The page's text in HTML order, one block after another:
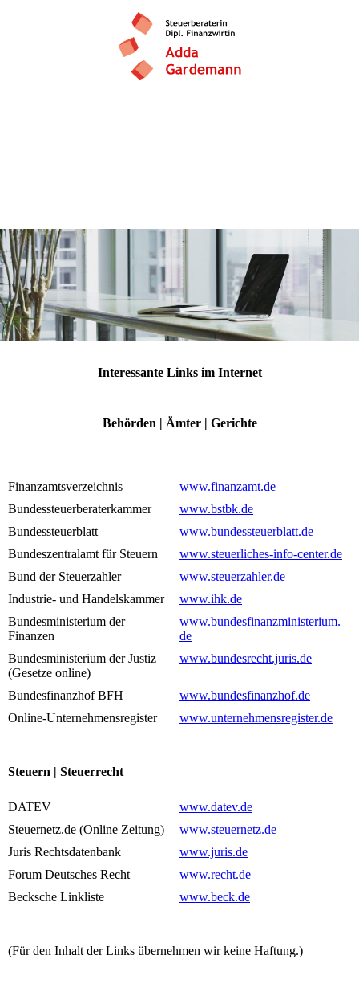
Interessante Links im Internet
Behörden | Ämter | Gerichte
Finanzamtsverzeichnis
www.finanzamt.de
Bundessteuerberaterkammer
www.bstbk.de
Bundessteuerblatt
www.bundessteuerblatt.de
Bundeszentralamt für Steuern
www.steuerliches-info-center.de
Bund der Steuerzahler
www.steuerzahler.de
Industrie- und Handelskammer
www.ihk.de
Bundesministerium der
Finanzen
www.bundesfinanzministerium.
de
Bundesministerium der Justiz
(Gesetze online)
www.bundesrecht.juris.de
Bundesfinanzhof BFH
www.bundesfinanzhof.de
Online-Unternehmensregister
www.unternehmensregister.de
Steuern | Steuerrecht
DATEV
www.datev.de
Steuernetz.de (Online Zeitung)
www.steuernetz.de
Juris Rechtsdatenbank
www.juris.de
Forum Deutsches Recht
www.recht.de
Becksche Linkliste
www.beck.de
(Für den Inhalt der Links übernehmen wir keine Haftung.)